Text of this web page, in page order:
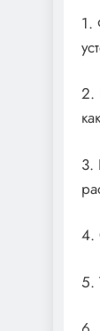
1.
2.
3.
4.
5.